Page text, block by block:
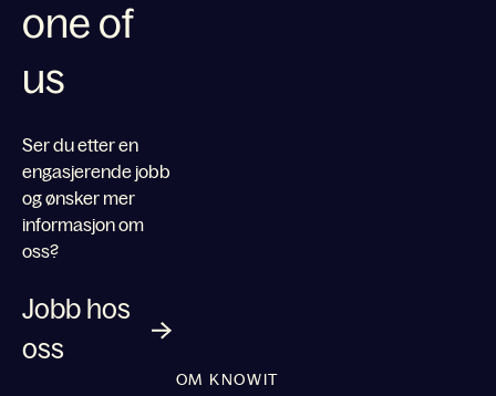
one of
us
Ser du etter en
engasjerende jobb
og ønsker mer
informasjon om
oss?
Jobb hos
oss
OM KNOWIT